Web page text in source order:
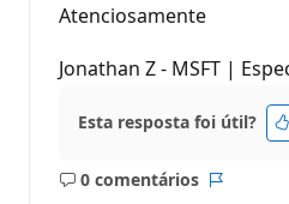
Atenciosamente
Jonathan Z - MSFT |
Esta resposta foi útil?
0 comentários
Sem